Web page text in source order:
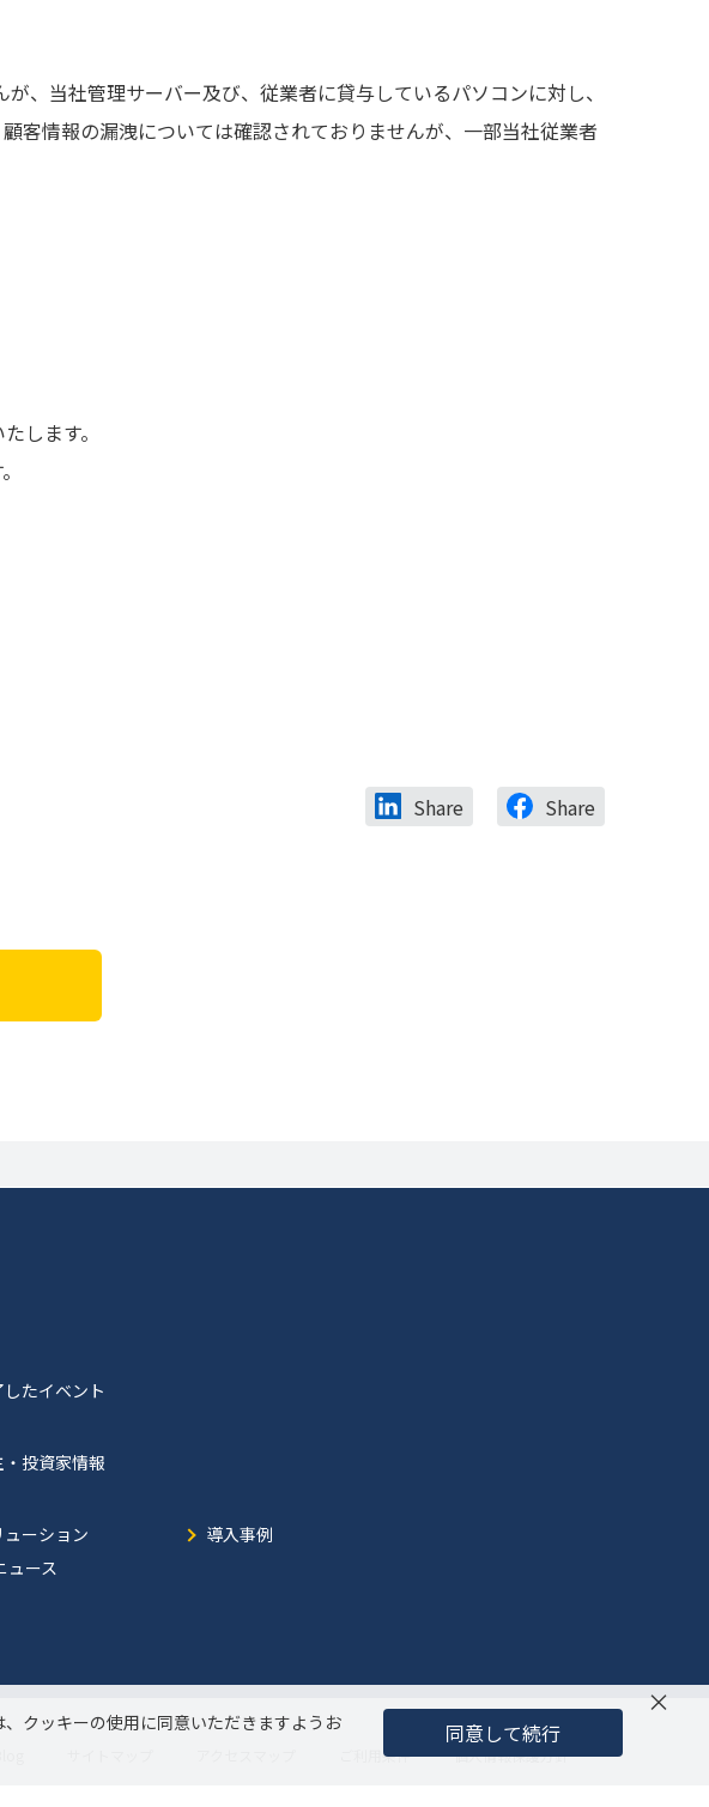
、当社管理サーバー及び、従業者に貸与しているパソコンに対し、
客情報の漏洩については確認されておりませんが、一部当社従業者
します。
Share Share
たイベント
・投資家情報
ューション
導入事例
ュース
ご利用条件
個人情報保護方針
クッキーの使用に同意いただきますようお
同意して続行
×